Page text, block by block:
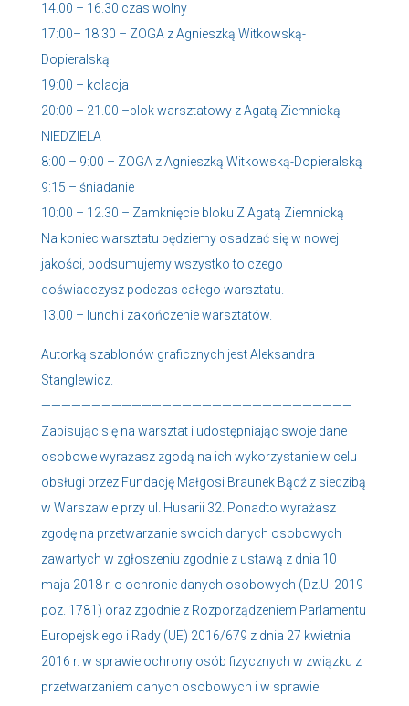
14.00 – 16.30 czas wolny
17:00– 18.30 – ZOGA z Agnieszką Witkowską-
Dopieralską
19:00 – kolacja
20:00 – 21.00 –blok warsztatowy z Agatą Ziemnicką
NIEDZIELA
8:00 – 9:00 – ZOGA z Agnieszką Witkowską-Dopieralską
9:15 – śniadanie
10:00 – 12.30 – Zamknięcie bloku Z Agatą Ziemnicką
Na koniec warsztatu będziemy osadzać się w nowej
jakości, podsumujemy wszystko to czego
doświadczysz podczas całego warsztatu.
13.00 – lunch i zakończenie warsztatów.
Autorką szablonów graficznych jest Aleksandra
Stanglewicz.
———————————————————————————————
Zapisując się na warsztat i udostępniając swoje dane
osobowe wyrażasz zgodą na ich wykorzystanie w celu
obsługi przez Fundację Małgosi Braunek Bądź z siedzibą
w Warszawie przy ul. Husarii 32. Ponadto wyrażasz
zgodę na przetwarzanie swoich danych osobowych
zawartych w zgłoszeniu zgodnie z ustawą z dnia 10
maja 2018 r. o ochronie danych osobowych (Dz.U. 2019
poz. 1781) oraz zgodnie z Rozporządzeniem Parlamentu
Europejskiego i Rady (UE) 2016/679 z dnia 27 kwietnia
2016 r. w sprawie ochrony osób fizycznych w związku z
przetwarzaniem danych osobowych i w sprawie